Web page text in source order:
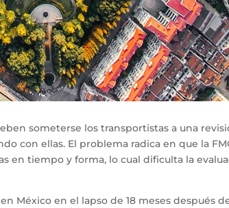
someterse los transportistas a una
con ellas. El problema radica en que la
tiempo y forma, lo cual dificulta la
México en el lapso de 18 meses después